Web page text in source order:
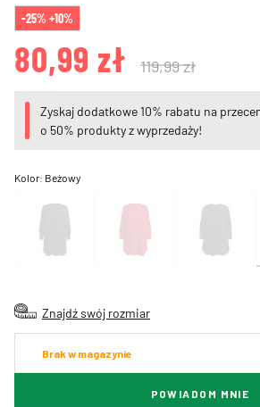
-25% +10%
80,99 zł 119,99 zł
Zyskaj dodatkowe 10% rabatu na
o 50% produkty z wyprzedaży!
Kolor: Beżowy
Znajdź swój rozmiar
Brak w magazynie
POWIADOM MNIE